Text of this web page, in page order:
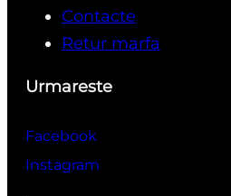
Contacte
Retur marfa
Urmareste
Facebook
Instagram